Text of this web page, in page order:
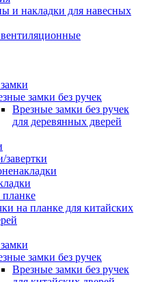
и накладки для навесных
замки без ручек
Врезные замки без ручек
для деревянных дверей
завертки
на планке для китайских
замки без ручек
Врезные замки без ручек